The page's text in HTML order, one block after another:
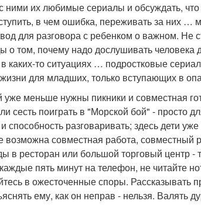
ними их любимые сериалы и обсуждать,
в чем ошибка, переживать за них …
для разговора с ребенком о важном. Не
о том, почему надо дослушивать человека
каких-то ситуациях … подростковые
для младших, только вступающих в
уже меньше нужны пикники и совместная
сесть поиграть в "Морской бой" - просто
способность разговаривать; здесь дети
возможна совместная работа,
в ресторан или большой торговый центр -
пять минут на телефон, не читайте
в ожесточенные споры. Рассказывать
ему, как он неправ - нельзя. Валять